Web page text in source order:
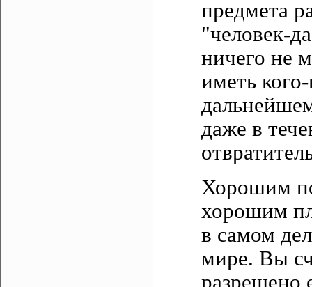
предмета
"человек-
ничего не
иметь
даже в
Хорошим
хорошим
в самом
мире. Вы
разрешено